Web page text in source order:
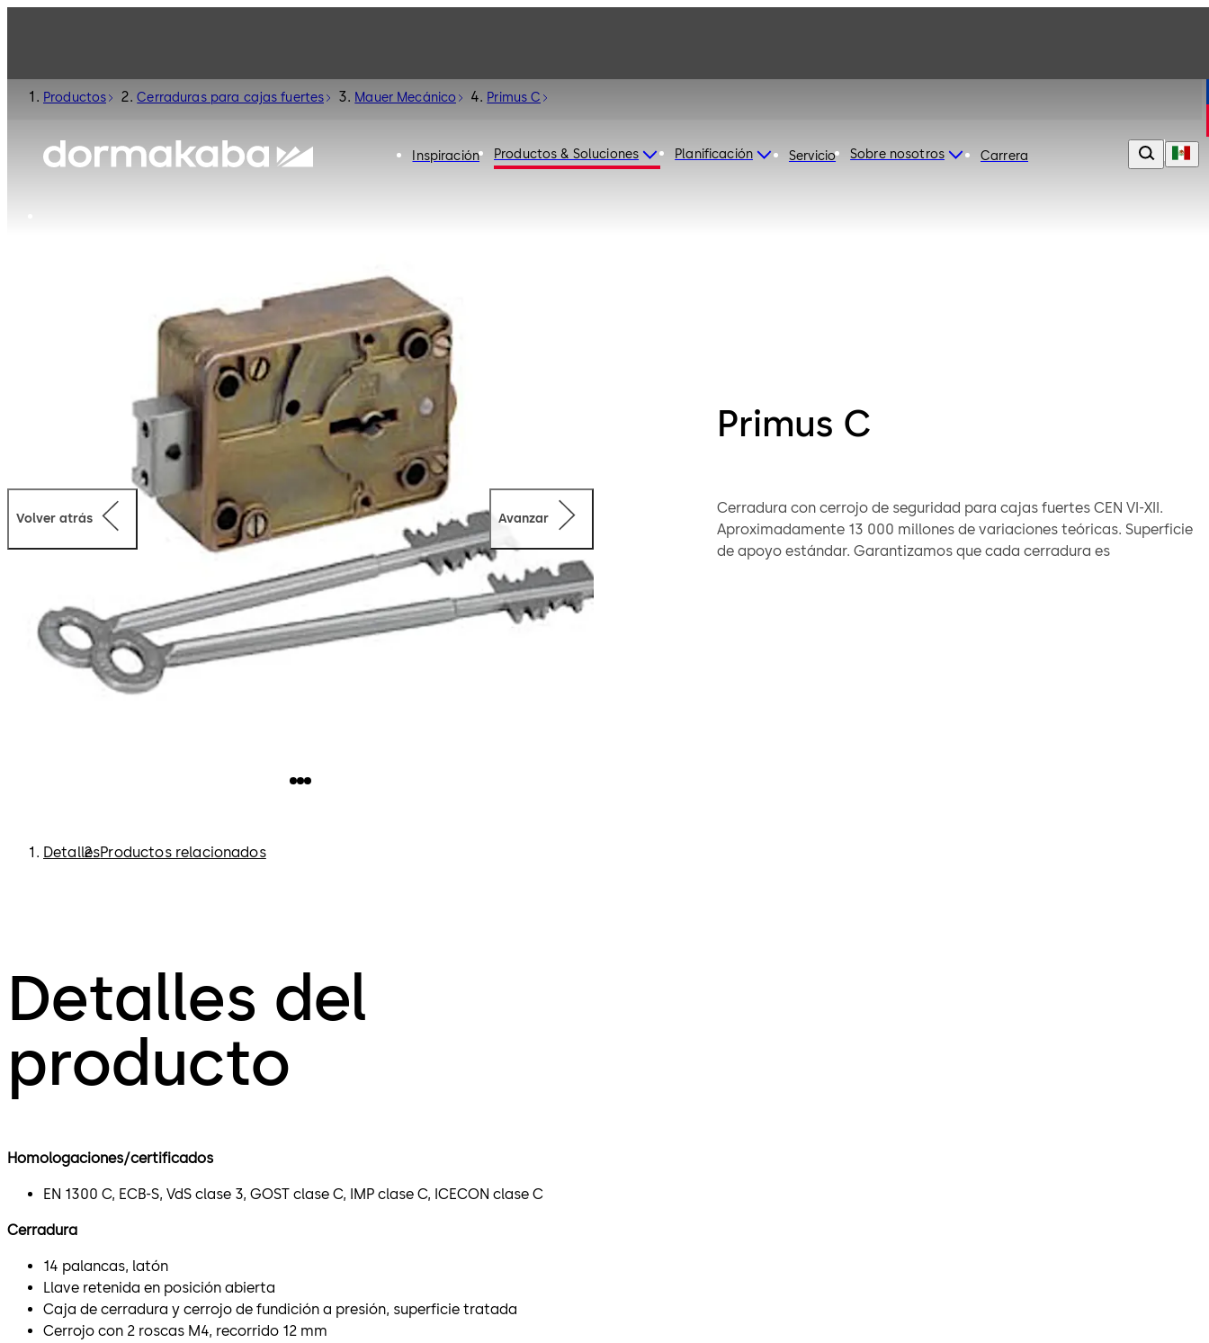
Inspiración Productos & Soluciones Planificación Servicio Sobre nosotros Carrera
Productos Cerraduras para cajas fuertes Mauer Mecánico Primus C
Primus C
Cerradura con cerrojo de seguridad para cajas fuertes CEN VI-XII.
Aproximadamente 13 000 millones de variaciones teóricas. Superficie
de apoyo estándar. Garantizamos que cada cerradura es
Volver atrás Avanzar
DetallesProductos relacionados
Detalles del
producto
Homologaciones/certificados
EN 1300 C, ECB-S, VdS clase 3, GOST clase C, IMP clase C, ICECON clase C
Cerradura
14 palancas, latón
Llave retenida en posición abierta
Caja de cerradura y cerrojo de fundición a presión, superficie tratada
Cerrojo con 2 roscas M4, recorrido 12 mm